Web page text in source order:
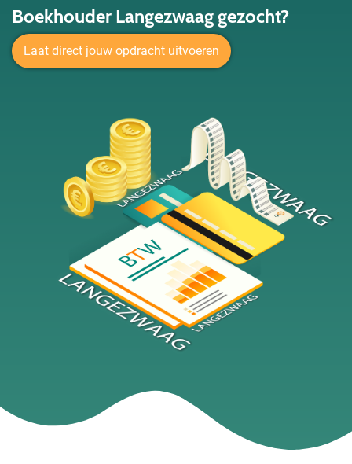
Boekhouder Langezwaag gezocht?
Laat direct jouw opdracht uitvoeren